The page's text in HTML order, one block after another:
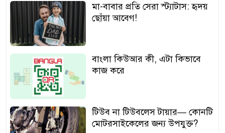
মা-বাবার প্রতি সেরা স্ট্যাটাস: হৃদয়
ছোঁয়া আবেগ!
বাংলা কিউআর কী, এটা কিভাবে
কাজ করে
টিউব না টিউবলেস টায়ার— কোনটি
মোটরসাইকেলের জন্য উপযুক্ত?